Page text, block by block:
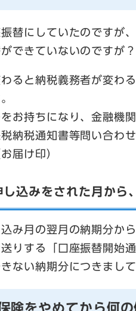
替にしていたのですが
できていないのですが？
ると納税義務者が変わ
お持ちになり、金融機
納税通知書等問い合わ
届け印）
し込みをされた月から
み月の翌月の納期分か
りする「口座振替開始
ない納期分につきまし
険をやめてから何